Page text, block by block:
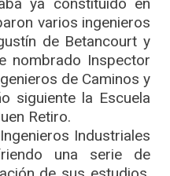
varios ingenieros
de Betancourt y
nombrado Inspector
de Caminos y
siguiente la Escuela
Retiro.
Industriales
una serie de